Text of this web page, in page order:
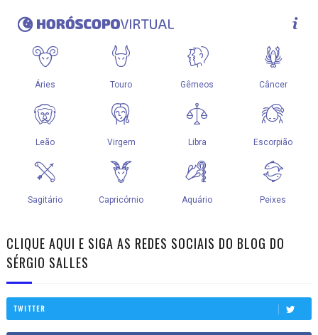
CLIQUE AQUI E SIGA AS REDES SOCIAIS DO BLOG DO
SÉRGIO SALLES
TWITTER